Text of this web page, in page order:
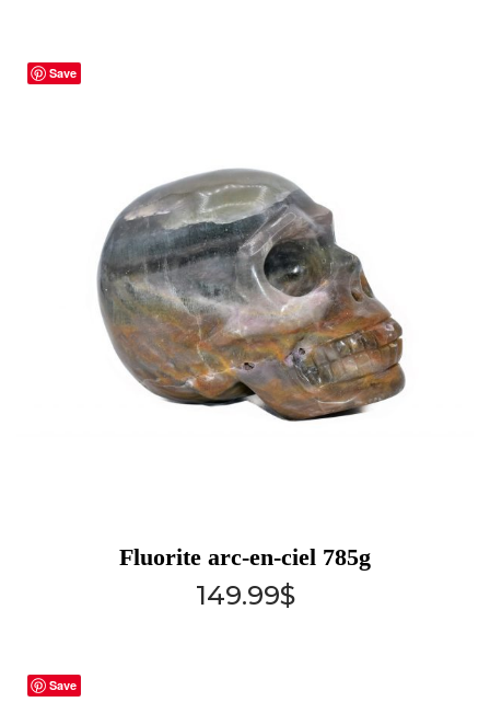
Fluorite arc-en-ciel 785g
149.99$
Save
Save